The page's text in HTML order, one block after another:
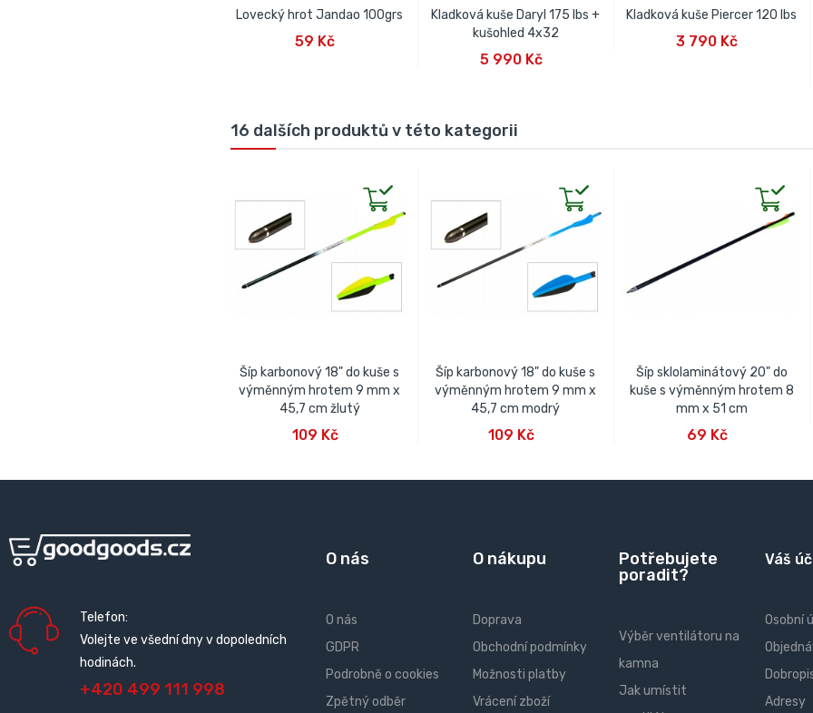
Lovecký hrot Jandao 100grs
59 Kč
Kladková kuše Daryl 175 lbs +
kušohled 4x32
5 990 Kč
Kladková kuše Piercer 120 lbs
3 790 Kč
16 dalších produktů v této kategorii
Šíp karbonový 18" do kuše s
výměnným hrotem 9 mm x
45,7 cm žlutý
109 Kč
Šíp karbonový 18" do kuše s
výměnným hrotem 9 mm x
45,7 cm modrý
109 Kč
Šíp sklolaminátový 20" do
kuše s výměnným hrotem 8
mm x 51 cm
69 Kč
Telefon:
Volejte ve všední dny v dopoledních
hodinách.
+420 499 111 998
O nás
O nás
GDPR
Podrobně o cookies
Zpětný odběr
O nákupu
Doprava
Obchodní podmínky
Možnosti platby
Vrácení zboží
Potřebujete
poradit?
Výběr ventilátoru na
kamna
Jak umístit
Váš
Osobní
Adresy